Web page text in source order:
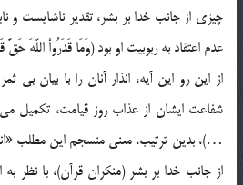
چيزي از جانب خدا بر بشر، تقدير ناشايست و
عدم اعتقاد به ربوبيت او بود (وَمَا قَدَرُواْ اللّهَ حَقَّ
از اين رو اين آيه، انذار آنان را با بيان بي
شفاعت ايشان از عذاب روز قيامت، تکميل مي
…)، بدين ترتيب، معني منسجم اين مطلب
از جانب خدا بر بشر (منکران قرآن)، با نظر به